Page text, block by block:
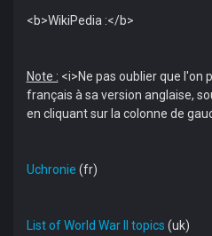
<b>WikiPedia :</b>
Note : <i>Ne pas oublier que l'on
français à sa version anglaise,
en cliquant sur la colonne de
Uchronie (fr)
List of World War II topics (uk)